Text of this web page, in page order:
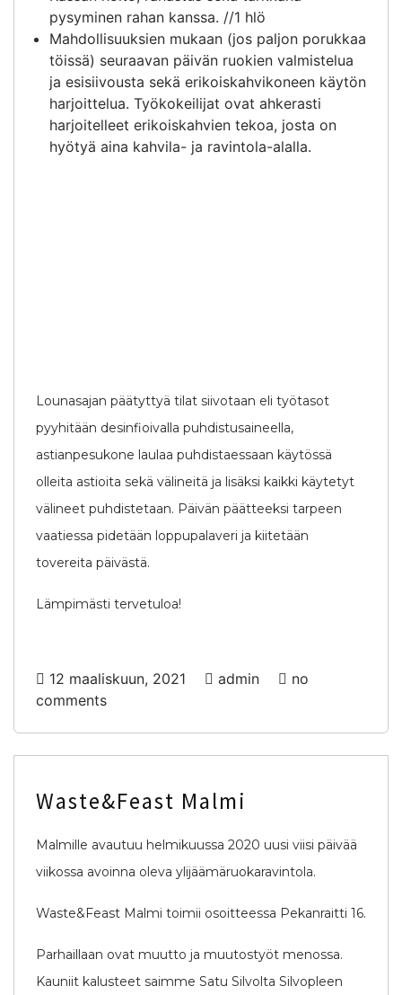
pysyminen rahan kanssa. //1 hlö
Mahdollisuuksien mukaan (jos paljon porukkaa
töissä) seuraavan päivän ruokien valmistelua
ja esisiivousta sekä erikoiskahvikoneen käytön
harjoittelua. Työkokeilijat ovat ahkerasti
harjoitelleet erikoiskahvien tekoa, josta on
hyötyä aina kahvila- ja ravintola-alalla.
Lounasajan päätyttyä tilat siivotaan eli työtasot
pyyhitään desinfioivalla puhdistusaineella,
astianpesukone laulaa puhdistaessaan käytössä
olleita astioita sekä välineitä ja lisäksi kaikki käytetyt
välineet puhdistetaan. Päivän päätteeksi tarpeen
vaatiessa pidetään loppupalaveri ja kiitetään
tovereita päivästä.
Lämpimästi tervetuloa!
12 maaliskuun, 2021 admin
no
comments
Waste&Feast Malmi
Malmille avautuu helmikuussa 2020 uusi viisi päivää
viikossa avoinna oleva ylijäämäruokaravintola.
Waste&Feast Malmi toimii osoitteessa Pekanraitti 16.
Parhaillaan ovat muutto ja muutostyöt menossa.
Kauniit kalusteet saimme Satu Silvolta Silvopleen